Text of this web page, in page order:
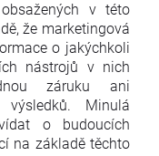
v této
že marketingová
o jakýchkoli
nástrojů v nich
záruku ani
výsledků. Minulá
o budoucích
na základě těchto